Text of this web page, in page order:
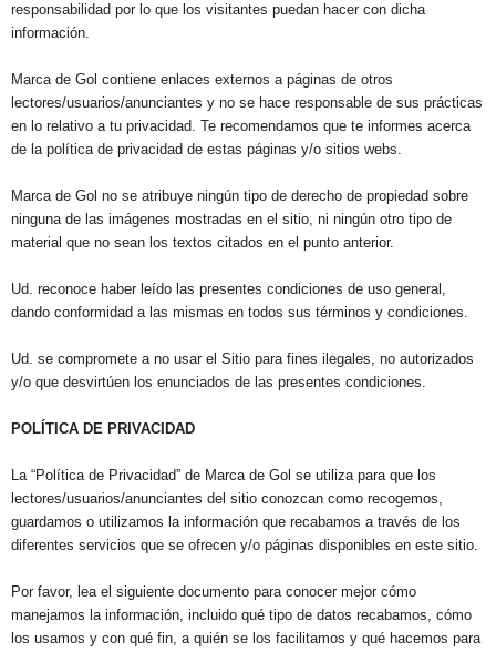
responsabilidad por lo que los visitantes puedan hacer con dicha
información.
Marca de Gol contiene enlaces externos a páginas de otros
lectores/usuarios/anunciantes y no se hace responsable de sus prácticas
en lo relativo a tu privacidad. Te recomendamos que te informes acerca
de la política de privacidad de estas páginas y/o sitios webs.
Marca de Gol no se atribuye ningún tipo de derecho de propiedad sobre
ninguna de las imágenes mostradas en el sitio, ni ningún otro tipo de
material que no sean los textos citados en el punto anterior.
Ud. reconoce haber leído las presentes condiciones de uso general,
dando conformidad a las mismas en todos sus términos y condiciones.
Ud. se compromete a no usar el Sitio para fines ilegales, no autorizados
y/o que desvirtúen los enunciados de las presentes condiciones.
POLÍTICA DE PRIVACIDAD
La “Política de Privacidad” de Marca de Gol se utiliza para que los
lectores/usuarios/anunciantes del sitio conozcan como recogemos,
guardamos o utilizamos la información que recabamos a través de los
diferentes servicios que se ofrecen y/o páginas disponibles en este sitio.
Por favor, lea el siguiente documento para conocer mejor cómo
manejamos la información, incluido qué tipo de datos recabamos, cómo
los usamos y con qué fin, a quién se los facilitamos y qué hacemos para